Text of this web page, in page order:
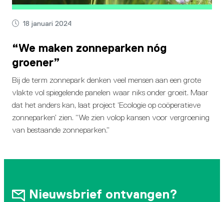
18 januari 2024
“We maken zonneparken nóg
groener”
Bij de term zonnepark denken veel mensen aan een grote
vlakte vol spiegelende panelen waar niks onder groeit. Maar
dat het anders kan, laat project ‘Ecologie op coöperatieve
zonneparken’ zien. “We zien volop kansen voor vergroening
van bestaande zonneparken.”
Nieuwsbrief ontvangen?